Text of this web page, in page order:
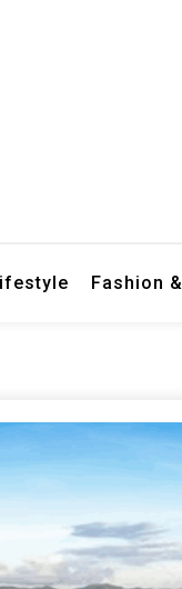
Fashion